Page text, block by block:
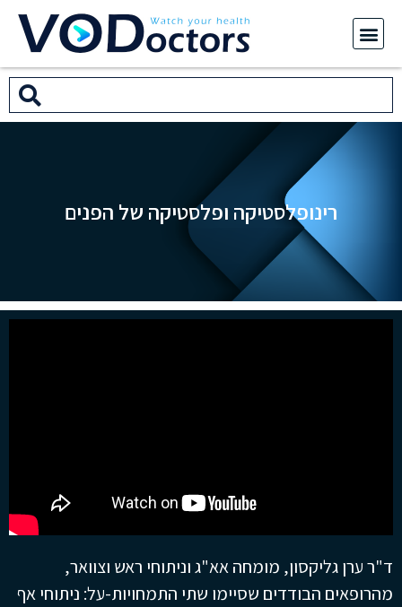
רינופלסטיקה ופלסטיקה של הפנים
ד"ר ערן גליקסון, מומחה אא"ג וניתוחי ראש וצוואר,
מהרופאים הבודדים שסיימו שתי התמחויות-על: ניתוחי אף